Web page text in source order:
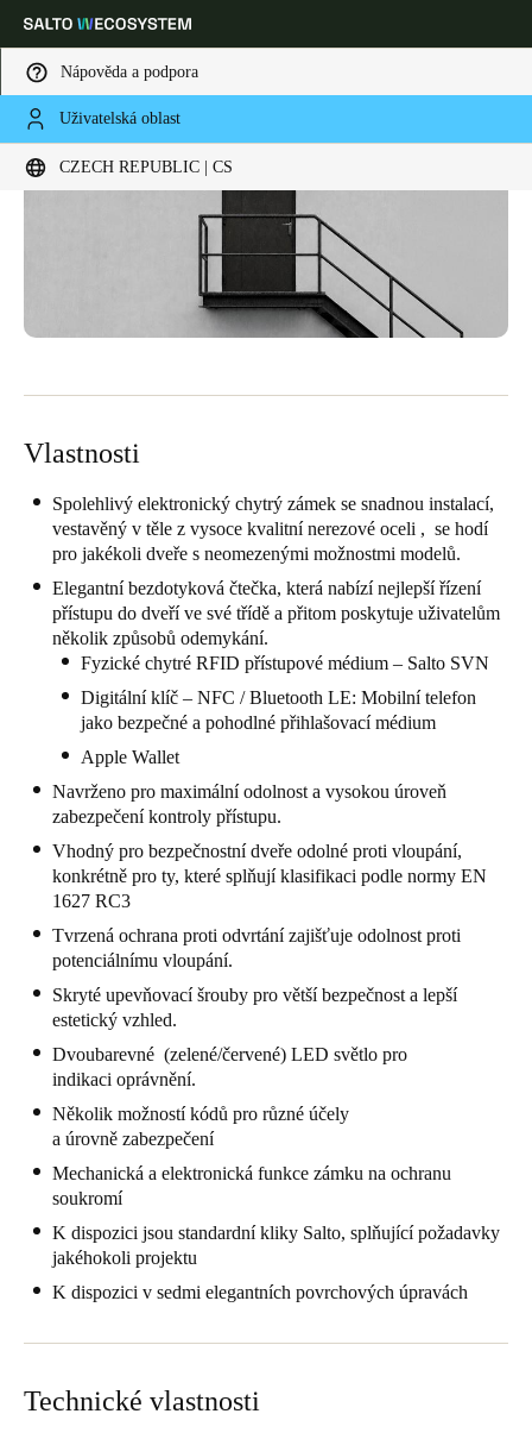
Nápověda a podpora
Uživatelská oblast
CZECH REPUBLIC | CS
Vyberte svou polohu a nastavení jazyka
Europe North America
Switzerland
DeutschFrançais Italiano
United Kingdom
English
Ireland
Netherlands
NederlandsEnglish
FrançaisNederlandsEnglish
Spain
Português
Italy
Russia
Russian
Polski
Vlastnosti
Spolehlivý elektronický chytrý zámek se snadnou instalací,
vestavěný v těle z vysoce kvalitní nerezové oceli , se hodí
pro jakékoli dveře s neomezenými možnostmi modelů.
Elegantní bezdotyková čtečka, která nabízí nejlepší řízení
přístupu do dveří ve své třídě a přitom poskytuje uživatelům
několik způsobů odemykání.
Fyzické chytré RFID přístupové médium – Salto SVN
Digitální klíč – NFC / Bluetooth LE: Mobilní telefon
jako bezpečné a pohodlné přihlašovací médium
Apple Wallet
Navrženo pro maximální odolnost a vysokou úroveň
zabezpečení kontroly přístupu.
Vhodný pro bezpečnostní dveře odolné proti vloupání,
konkrétně pro ty, které splňují klasifikaci podle normy EN
1627 RC3
Tvrzená ochrana proti odvrtání zajišťuje odolnost proti
potenciálnímu vloupání.
Skryté upevňovací šrouby pro větší bezpečnost a lepší
estetický vzhled.
Dvoubarevné (zelené/červené) LED světlo pro
indikaci oprávnění.
Několik možností kódů pro různé účely
a úrovně zabezpečení
Mechanická a elektronická funkce zámku na ochranu
soukromí
K dispozici jsou standardní kliky Salto, splňující požadavky
jakéhokoli projektu
K dispozici v sedmi elegantních povrchových úpravách
Technické vlastnosti